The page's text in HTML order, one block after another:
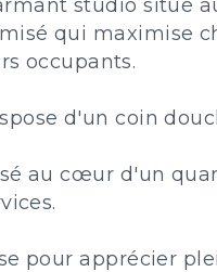
studio situé
qui maximise
occupants.
d'un coin
au cœur d'un
pour apprécier